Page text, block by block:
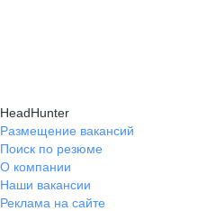
HeadHunter
Размещение вакансий
Поиск по резюме
О компании
Наши вакансии
Реклама на сайте